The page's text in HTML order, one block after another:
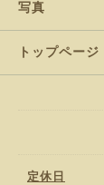
写真
トップページ
定休日